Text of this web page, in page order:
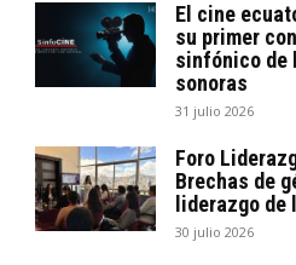
El cine
su primer
sinfónico de
sonoras
31 julio 2026
Foro
Brechas de
liderazgo de
30 julio 2026